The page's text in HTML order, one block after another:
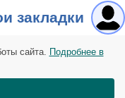
закладки
сайта. Подробнее в